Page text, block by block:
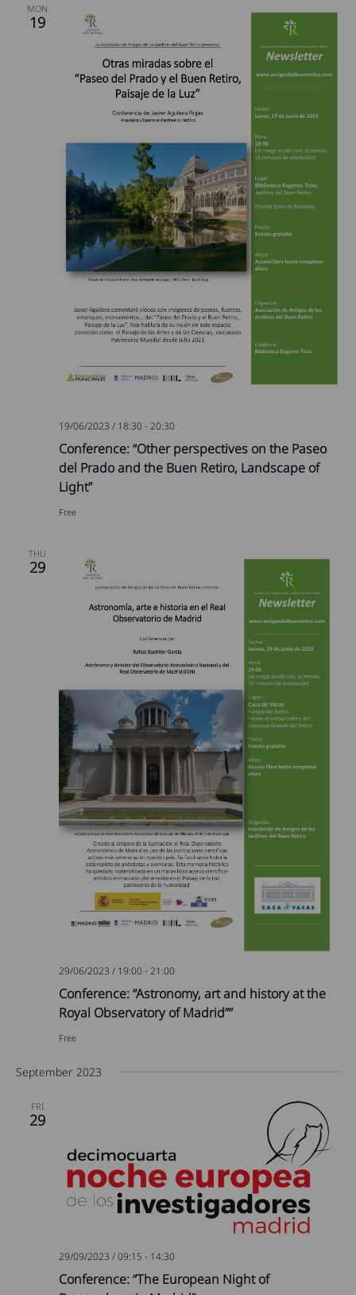
MON
19
19/06/2023 / 18:30-20:30
Conference: “Other perspectives on the Paseo
del Prado and the Buen Retiro, Landscape of
Light”
Free
THU
29
29/06/2023 / 19:00-21:00
Conference: “Astronomy, art and history at the
Royal Observatory of Madrid””
Free
September 2023
FRI
29
29/09/2023 / 09:15 - 14:30
Conference: “The European Night of